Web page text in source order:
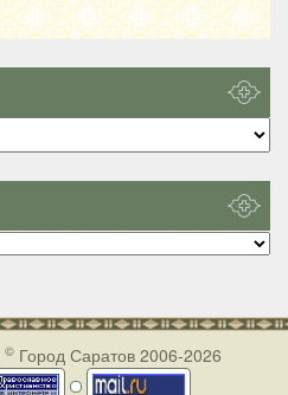
© Город Саратов 2006-2026